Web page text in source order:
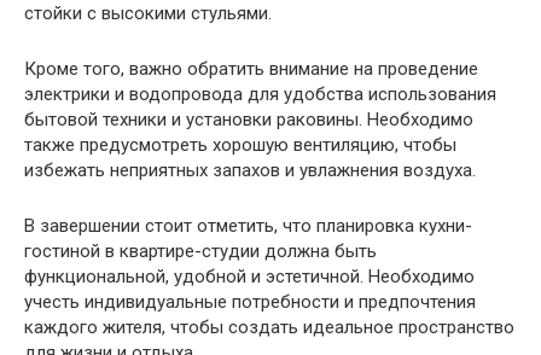
стойки с высокими стульями.
Кроме того, важно обратить внимание на проведение
электрики и водопровода для удобства использования
бытовой техники и установки раковины. Необходимо
также предусмотреть хорошую вентиляцию, чтобы
избежать неприятных запахов и увлажнения воздуха.
В завершении стоит отметить, что планировка кухни-
гостиной в квартире-студии должна быть
функциональной, удобной и эстетичной. Необходимо
учесть индивидуальные потребности и предпочтения
каждого жителя, чтобы создать идеальное пространство